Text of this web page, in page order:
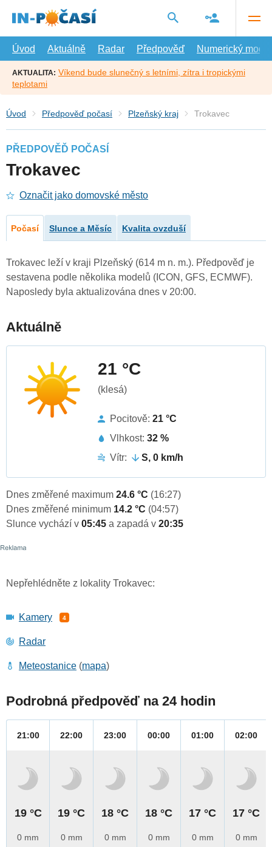
hlavní
Úvod
Aktuálně Radar Předpověď Numerický model
AKTUALITA: Víkend bude slunečný s letními, zítra i tropickými
teplotami
Úvod Předpověď počasí Plzeňský kraj Trokavec
PŘEDPOVĚĎ POČASÍ
Trokavec
Označit jako domovské město
Počasí Slunce a Měsíc Kvalita ovzduší
Trokavec leží v kraji Plzeňský (614 m n. m.). Předpověď je
sestavena podle několika modelů (ICON, GFS, ECMWF).
Naposledy byla aktualizována dnes v 20:00.
Aktuálně
21 °C
(klesá)
Pocitově: 21 °C
Vlhkost: 32 %
Vítr:
S, 0 km/h
Dnes změřené maximum 24.6 °C (16:27)
Dnes změřené minimum 14.2 °C (04:57)
Slunce vychází v 05:45 a zapadá v 20:35
Nepřehlédněte z lokality Trokavec:
Kamery 4
Radar
Meteostanice (mapa)
Podrobná předpověď na 24 hodin
21:00
19 °C
0 mm
22:00
19 °C
0 mm
23:00
18 °C
0 mm
00:00
18 °C
0 mm
01:00
17 °C
0 mm
02:00
17 °C
0 mm